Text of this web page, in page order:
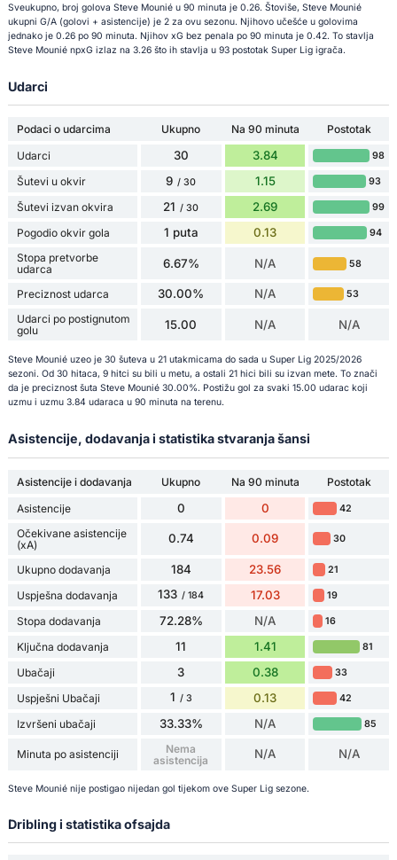
Sveukupno, broj golova Steve Mounié u 90 minuta je 0.26. Štoviše, Steve Mounié
ukupni G/A (golovi + asistencije) je 2 za ovu sezonu. Njihovo učešće u golovima
jednako je 0.26 po 90 minuta. Njihov xG bez penala po 90 minuta je 0.42. To stavlja
Steve Mounié npxG izlaz na 3.26 što ih stavlja u 93 postotak Super Lig igrača.
Udarci
Podaci o udarcima Ukupno Na 90 minuta
Postotak
Udarci
30 3.84 98
Šutevi u okvir 9 / 30 1.15 93
Šutevi izvan okvira 21 / 30 2.69 99
Pogodio okvir gola 1 puta 0.13 94
Stopa pretvorbe
udarca
6.67% N/A 58
Preciznost udarca 30.00% N/A 53
Udarci po postignutom
golu
15.00 N/A N/A
Steve Mounié uzeo je 30 šuteva u 21 utakmicama do sada u Super Lig 2025/2026
sezoni. Od 30 hitaca, 9 hitci su bili u metu, a ostali 21 hici bili su izvan mete. To znači
da je preciznost šuta Steve Mounié 30.00%. Postižu gol za svaki 15.00 udarac koji
uzmu i uzmu 3.84 udaraca u 90 minuta na terenu.
Asistencije, dodavanja i statistika stvaranja šansi
Asistencije i dodavanja Ukupno Na 90 minuta
Postotak
Asistencije
0 0 42
Očekivane asistencije
(xA)
0.74 0.09 30
Ukupno dodavanja 184 23.56 21
Uspješna dodavanja 133 / 184 17.03 19
Stopa dodavanja 72.28% N/A 16
Ključna dodavanja 11 1.41 81
Ubačaji 3 0.38 33
Uspješni Ubačaji 1 / 3 0.13 42
Izvršeni ubačaji 33.33% N/A 85
Minuta po asistenciji
Nema
asistencija
N/A N/A
Steve Mounié nije postigao nijedan gol tijekom ove Super Lig sezone.
Dribling i statistika ofsajda